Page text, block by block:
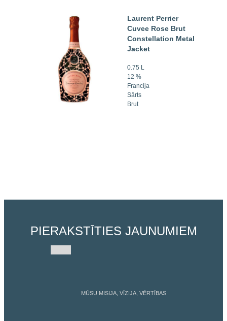
Laurent Perrier
Cuvee Rose Brut
Constellation Metal
Jacket
0.75 L
12 %
Francija
Sārts
Brut
PIERAKSTĪTIES JAUNUMIEM
MŪSU MISIJA, VĪZIJA, VĒRTĪBAS